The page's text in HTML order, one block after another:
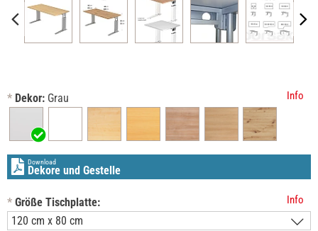
* Dekor: Grau Info
Download
Dekore und Gestelle
* Größe Tischplatte: Info